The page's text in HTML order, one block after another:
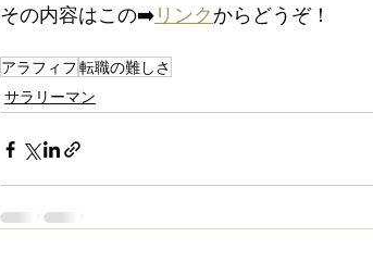
その内容はこの➡️リンクからどうぞ！
アラフィフ転職の難しさ
サラリーマン